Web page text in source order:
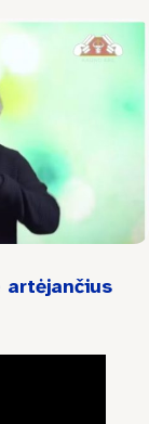
artėjančius